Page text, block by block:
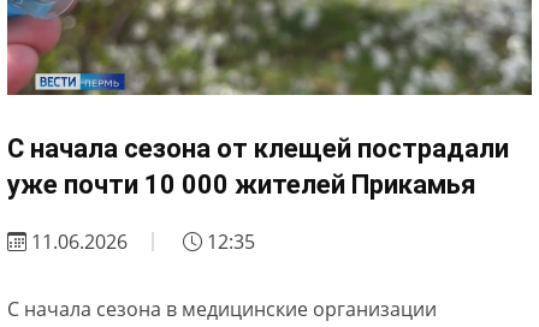
С начала сезона от клещей пострадали
уже почти 10 000 жителей Прикамья
11.06.2026 12:35
С начала сезона в медицинские организации